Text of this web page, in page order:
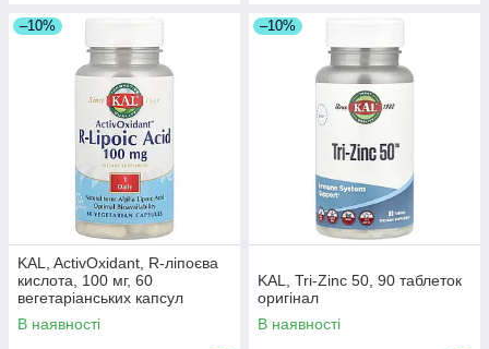
–10%
KAL, ActivOxidant, R-ліпоєва
кислота, 100 мг, 60
вегетаріанських капсул
оригінал
В наявності
–10%
KAL, Tri-Zinc 50, 90 таблеток
оригінал
В наявності